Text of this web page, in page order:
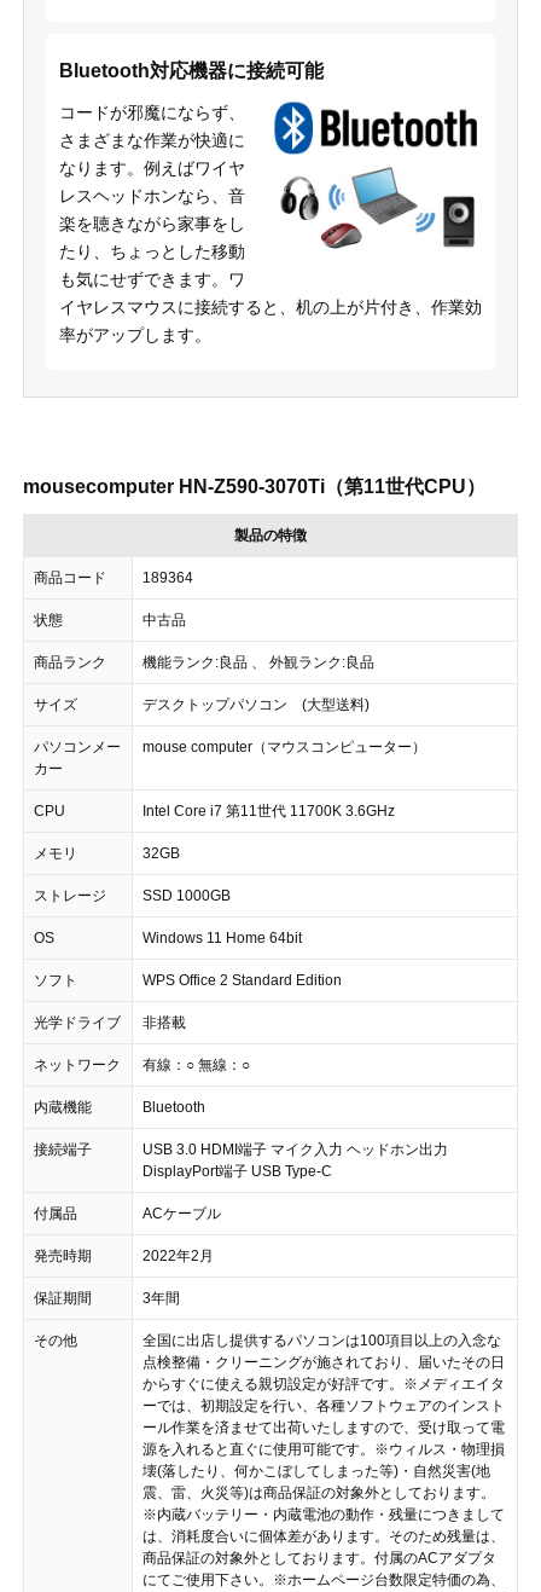
Bluetooth対応機器に接続可能
コードが邪魔にならず、
さまざまな作業が快適に
なります。例えばワイヤ
レスヘッドホンなら、音
楽を聴きながら家事をし
たり、ちょっとした移動
も気にせずできます。ワ
イヤレスマウスに接続すると、机の上が片付き、作業効
率がアップします。
mousecomputer HN-Z590-3070Ti（第11世代CPU）
製品の特徴
商品コード 189364
状態 中古品
商品ランク 機能ランク:良品 、 外観ランク:良品
サイズ デスクトップパソコン (大型送料)
パソコンメー
カー
mouse computer（マウスコンピューター）
CPU Intel Core i7 第11世代 11700K 3.6GHz
メモリ 32GB
ストレージ SSD 1000GB
OS Windows 11 Home 64bit
ソフト WPS Office 2 Standard Edition
光学ドライブ 非搭載
ネットワーク 有線：○ 無線：○
内蔵機能 Bluetooth
接続端子
USB 3.0 HDMI端子 マイク入力 ヘッドホン出力
DisplayPort端子 USB Type-C
付属品 ACケーブル
発売時期 2022年2月
保証期間 3年間
その他
全国に出店し提供するパソコンは100項目以上の入念な
点検整備・クリーニングが施されており、届いたその日
からすぐに使える親切設定が好評です。 ※メディエイタ
ーでは、初期設定を行い、各種ソフトウェアのインスト
ール作業を済ませて出荷いたしますので、受け取って電
源を入れると直ぐに使用可能です。 ※ウィルス・物理損
壊(落したり、何かこぼしてしまった等)・自然災害(地
震、雷、火災等)は商品保証の対象外としております。
※内蔵バッテリー・内蔵電池の動作・残量につきまして
は、消耗度合いに個体差があります。そのため残量は、
商品保証の対象外としております。付属のACアダプタ
にてご使用下さい。 ※ホームページ台数限定特価の為、